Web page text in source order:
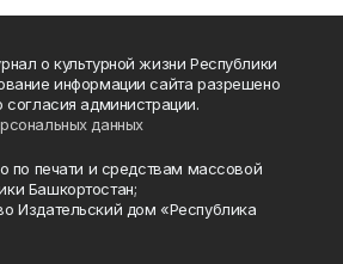
о культурной жизни Республики
информации сайта разрешено
согласия администрации.
данных
по печати и средствам массовой
Башкортостан;
Издательский дом «Республика